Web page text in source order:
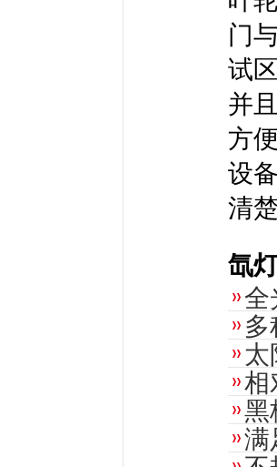
门
试
并
方
设
清
氙
全
多
太
相
黑
满